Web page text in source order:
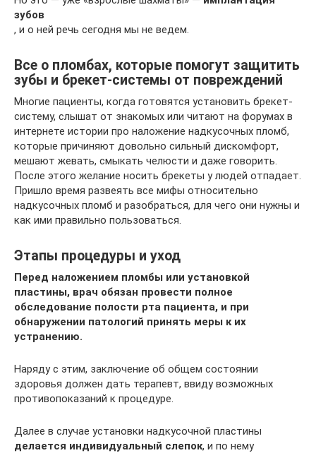
зубов
, и о ней речь сегодня мы не ведем.
Все о пломбах, которые помогут защитить
зубы и брекет-системы от повреждений
Многие пациенты, когда готовятся установить брекет-
систему, слышат от знакомых или читают на форумах в
интернете истории про наложение надкусочных пломб,
которые причиняют довольно сильный дискомфорт,
мешают жевать, смыкать челюсти и даже говорить.
После этого желание носить брекеты у людей отпадает.
Пришло время развеять все мифы относительно
надкусочных пломб и разобраться, для чего они нужны и
как ими правильно пользоваться.
Этапы процедуры и уход
Перед наложением пломбы или установкой
пластины, врач обязан провести полное
обследование полости рта пациента, и при
обнаружении патологий принять меры к их
устранению.
Наряду с этим, заключение об общем состоянии
здоровья должен дать терапевт, ввиду возможных
противопоказаний к процедуре.
Далее в случае установки надкусочной пластины
делается индивидуальный слепок, и по нему